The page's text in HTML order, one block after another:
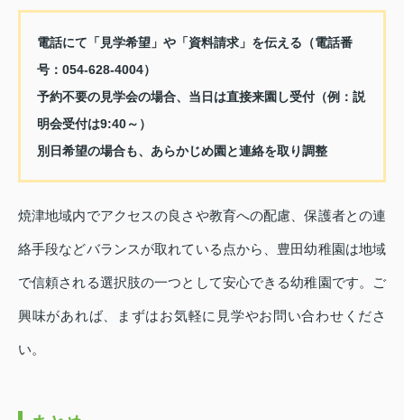
電話にて「見学希望」や「資料請求」を伝える（電話番
号：054‑628‑4004）
予約不要の見学会の場合、当日は直接来園し受付（例：説
明会受付は9:40～）
別日希望の場合も、あらかじめ園と連絡を取り調整
焼津地域内でアクセスの良さや教育への配慮、保護者との連
絡手段などバランスが取れている点から、豊田幼稚園は地域
で信頼される選択肢の一つとして安心できる幼稚園です。ご
興味があれば、まずはお気軽に見学やお問い合わせくださ
い。